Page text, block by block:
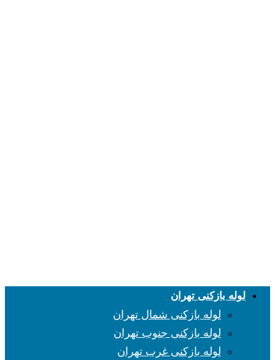
لوله بازکنی تهران
لوله بازکنی شمال تهران
لوله بازکنی جنوب تهران
لوله بازکنی غرب تهران